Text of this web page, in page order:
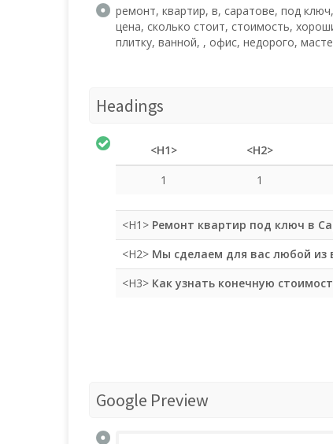
ремонт, квартир, в, саратове, под
цена, сколько стоит, стоимость,
плитку, ванной, , офис, недорого,
Headings
<H1> <H2>
1
1
<H1> Ремонт квартир под ключ в
<H2> Мы сделаем для вас любой из
<H3> Как узнать конечную
Google Preview